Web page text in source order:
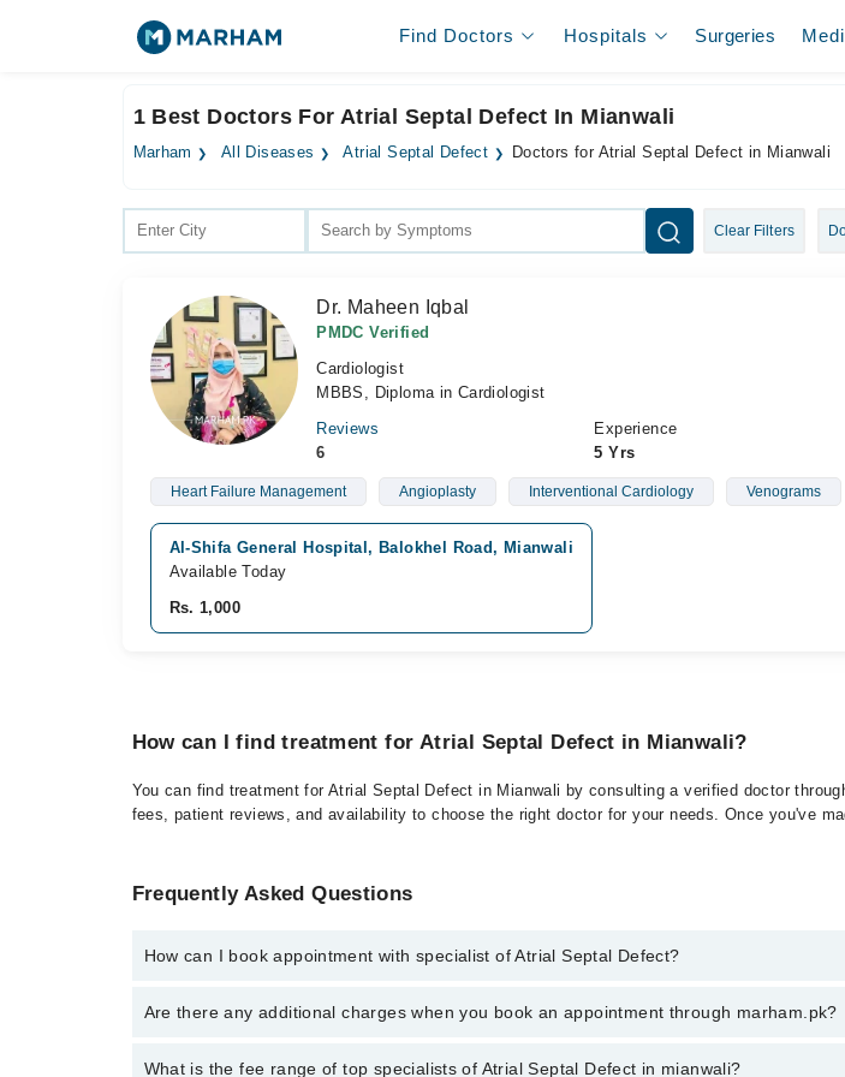
Find Doctors Hospitals Surgeries
1 Best Doctors For Atrial Septal Defect In Mianwali
Marham All Diseases Atrial Septal Defect Doctors for Atrial Septal Defect in Mianwali
Clear Filters
Dr. Maheen Iqbal
PMDC Verified
Cardiologist
MBBS, Diploma in Cardiologist
Reviews
6
Experience
5 Yrs
Heart Failure Management Angioplasty Interventional Cardiology Venograms
Al-Shifa General Hospital, Balokhel Road, Mianwali
Available Today
Rs. 1,000
How can I find treatment for Atrial Septal Defect in Mianwali?
You can find treatment for Atrial Septal Defect in Mianwali by consulting a verified doctor
fees, patient reviews, and availability to choose the right doctor for your needs. Once you've
Frequently Asked Questions
How can I book appointment with specialist of Atrial Septal Defect?
Click Here To book your appointment with a specialist of Atrial Septal Defect. You can also
Are there any additional charges when you book an appointment through marham.pk?
No, there are no extra charges to book an appointment through marham.pk
What is the fee range of top specialists of Atrial Septal Defect in mianwali?